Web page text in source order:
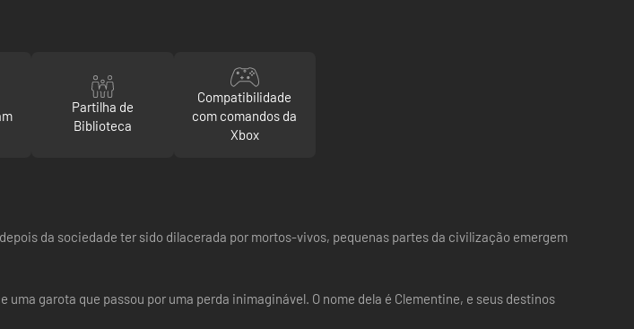
Partilha de
Biblioteca
Compatibilidade
com comandos da
Xbox
da sociedade ter sido dilacerada por mortos-vivos, pequenas partes da civilização emergem
garota que passou por uma perda inimaginável. O nome dela é Clementine, e seus destinos